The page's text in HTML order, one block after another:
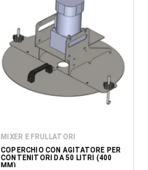
MIXER E FRULLATORI
COPERCHIO CON AGITATORE PER
CONTENITORI DA 50 LITRI (400
MM)